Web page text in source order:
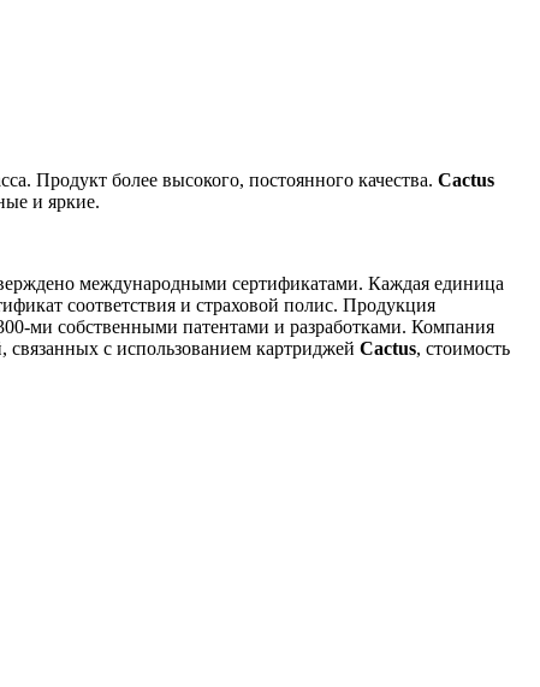
Продукт более высокого, постоянного качества. Cactus
и яркие.
международными сертификатами. Каждая единица
соответствия и страховой полис. Продукция
ми собственными патентами и разработками. Компания
связанных с использованием картриджей Cactus, стоимость